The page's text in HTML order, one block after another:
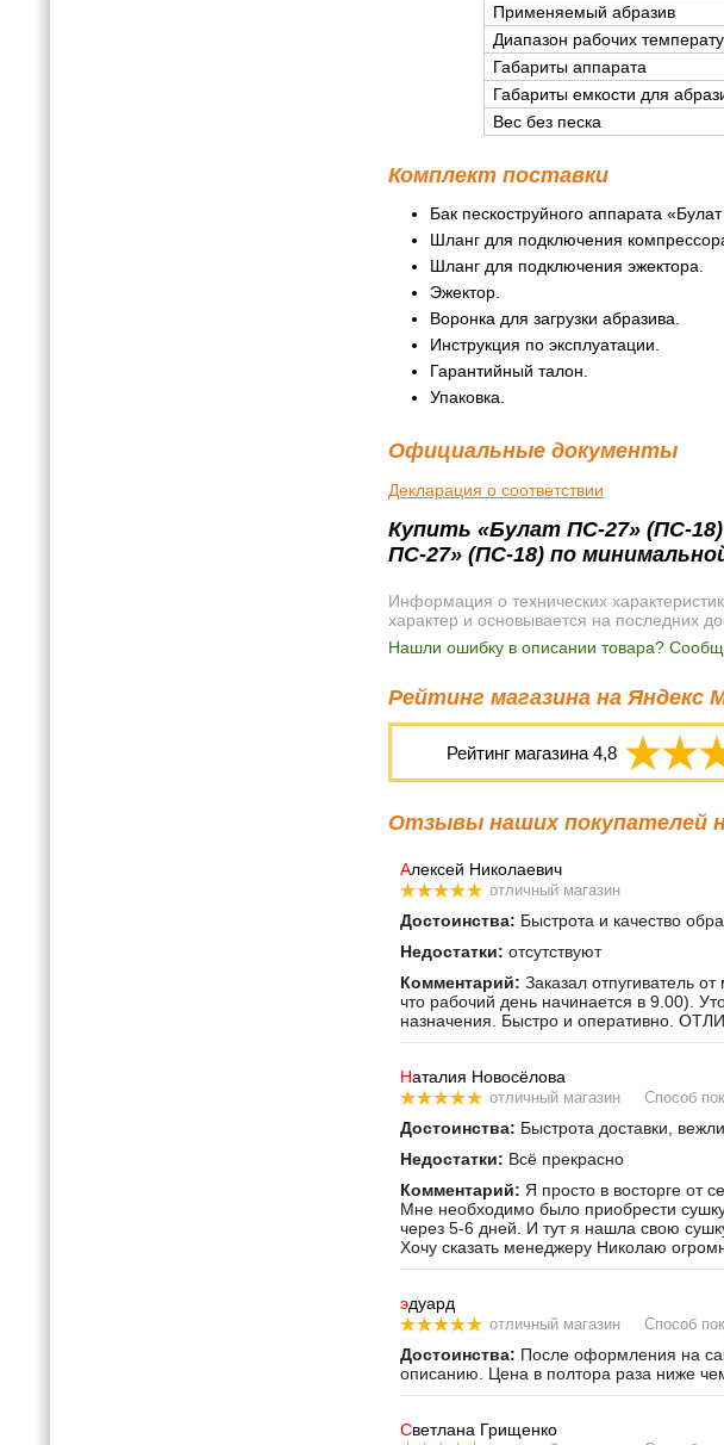
Применяемый абразив
Диапазон рабочих
Габариты аппарата
Габариты емкости для
Вес без песка
Комплект поставки
Бак пескоструйного аппарата
Шланг для подключения
Шланг для подключения эжектора.
Эжектор.
Воронка для загрузки абразива.
Инструкция по эксплуатации.
Гарантийный талон.
Упаковка.
Официальные документы
Декларация о соответствии
Купить «Булат ПС-27» (ПС-
ПС-27» (ПС-18) по
Информация о технических
характер и основывается на последних
Нашли ошибку в описании товара?
Рейтинг магазина на Яндекс
Рейтинг магазина 4,8
Отзывы наших покупателей
Алексей Николаевич
отличный магазин
Достоинства: Быстрота и качество
Недостатки: отсутствуют
Комментарий: Заказал отпугиватель
что рабочий день начинается в 9.00).
назначения. Быстро и оперативно.
Наталия Новосёлова
отличный магазин Способ
Достоинства: Быстрота доставки,
Недостатки: Всё прекрасно
Комментарий: Я просто в восторге от
Мне необходимо было приобрести
через 5-6 дней. И тут я нашла свою
Хочу сказать менеджеру Николаю
эдуард
отличный магазин Способ
Достоинства: После оформления на
описанию. Цена в полтора раза ниже
Светлана Грищенко